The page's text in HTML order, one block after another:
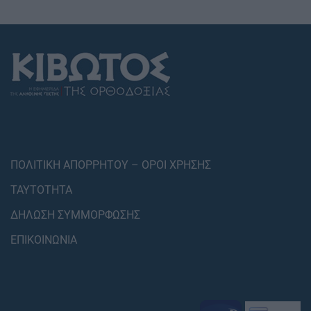
ΠΟΛΙΤΙΚΗ ΑΠΟΡΡΗΤΟΥ – ΟΡΟΙ ΧΡΗΣΗΣ
ΤΑΥΤΟΤΗΤΑ
ΔΗΛΩΣΗ ΣΥΜΜΟΡΦΩΣΗΣ
ΕΠΙΚΟΙΝΩΝΙΑ